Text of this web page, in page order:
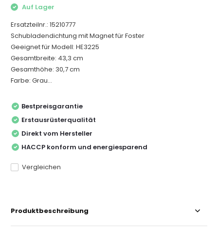
Auf Lager
Ersatzteilnr.: 15210777
Schubladendichtung mit Magnet für Foster
Geeignet für Modell: HE3225
Gesamtbreite: 43,3 cm
Gesamthöhe: 30,7 cm
Farbe: Grau...
Bestpreisgarantie
Erstausrüsterqualität
Direkt vom Hersteller
HACCP konform und energiesparend
Vergleichen
Produktbeschreibung